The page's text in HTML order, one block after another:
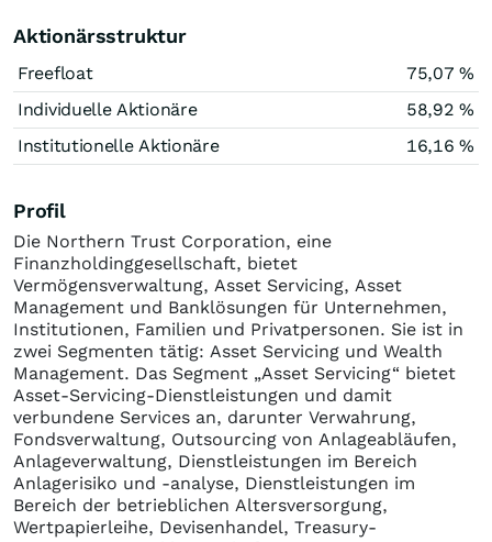
Aktionärsstruktur
Freefloat
75,07 %
Individuelle Aktionäre
58,92 %
Institutionelle Aktionäre
16,16 %
Profil
Die Northern Trust Corporation, eine
Finanzholdinggesellschaft, bietet
Vermögensverwaltung, Asset Servicing, Asset
Management und Banklösungen für Unternehmen,
Institutionen, Familien und Privatpersonen. Sie ist in
zwei Segmenten tätig: Asset Servicing und Wealth
Management. Das Segment „Asset Servicing“ bietet
Asset-Servicing-Dienstleistungen und damit
verbundene Services an, darunter Verwahrung,
Fondsverwaltung, Outsourcing von Anlageabläufen,
Anlageverwaltung, Dienstleistungen im Bereich
Anlagerisiko und -analyse, Dienstleistungen im
Bereich der betrieblichen Altersversorgung,
Wertpapierleihe, Devisenhandel, Treasury-